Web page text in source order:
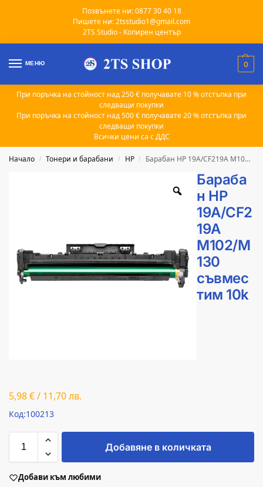
Позвънете ни: 0877 30 40 18
Пишете ни: 2tsstudio1@gmail.com
2TS Studio - Копирен център
МЕНЮ 0
При поръчка на стойност над 250 € получавате 10 % отстъпка при
следващи покупки
При поръчка на стойност над 500 € получавате 20 % отстъпка при
следващи покупки
Всички цени са с ДДС
Начало / Тонери и барабани / HP / Барабан HP 19A/CF219A M102/M130 съвместим 10k
Бараба
н HP
19A/CF2
19A
M102/M
130
съвмес
тим 10k
5,98€/ 11,70лв.
Код:100213
Добавяне в количката
Добави към любими